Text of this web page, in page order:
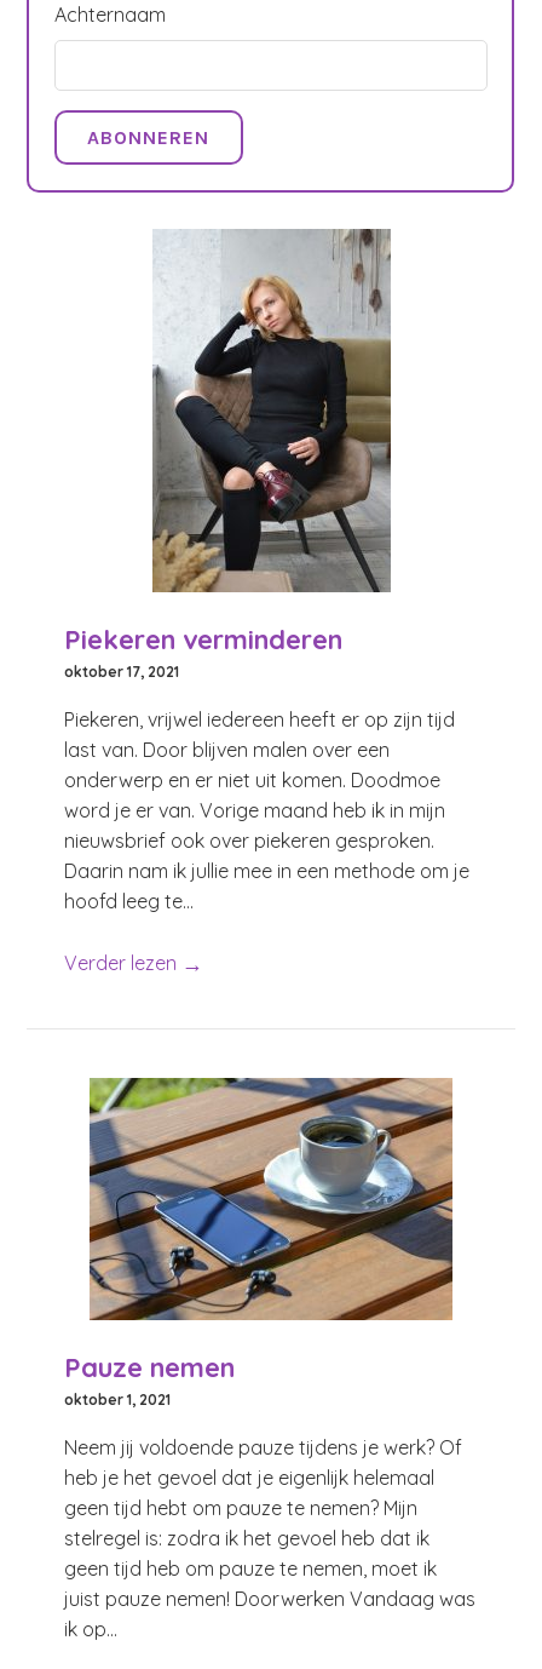
Piekeren verminderen
oktober 17, 2021
Piekeren, vrijwel iedereen heeft er op zijn tijd
last van. Door blijven malen over een
onderwerp en er niet uit komen. Doodmoe
word je er van. Vorige maand heb ik in mijn
nieuwsbrief ook over piekeren gesproken.
Daarin nam ik jullie mee in een methode om je
hoofd leeg te...
Verder lezen →
Pauze nemen
oktober 1, 2021
Neem jij voldoende pauze tijdens je werk? Of
heb je het gevoel dat je eigenlijk helemaal
geen tijd hebt om pauze te nemen? Mijn
stelregel is: zodra ik het gevoel heb dat ik
geen tijd heb om pauze te nemen, moet ik
juist pauze nemen! Doorwerken Vandaag was
ik op...
Achternaam
ABONNEREN